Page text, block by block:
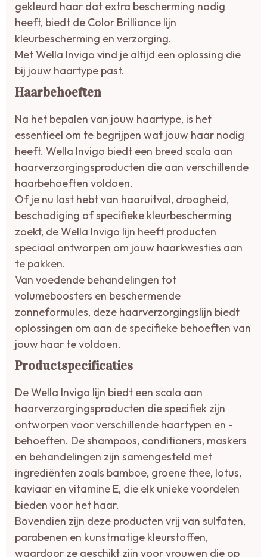
gekleurd haar dat extra bescherming nodig
heeft, biedt de Color Brilliance lijn
kleurbescherming en verzorging.
Met Wella Invigo vind je altijd een oplossing die
bij jouw haartype past.
Haarbehoeften
Na het bepalen van jouw haartype, is het
essentieel om te begrijpen wat jouw haar nodig
heeft. Wella Invigo biedt een breed scala aan
haarverzorgingsproducten die aan verschillende
haarbehoeften voldoen.
Of je nu last hebt van haaruitval, droogheid,
beschadiging of specifieke kleurbescherming
zoekt, de Wella Invigo lijn heeft producten
speciaal ontworpen om jouw haarkwesties aan
te pakken.
Van voedende behandelingen tot
volumeboosters en beschermende
zonneformules, deze haarverzorgingslijn biedt
oplossingen om aan de specifieke behoeften van
jouw haar te voldoen.
Productspecificaties
De Wella Invigo lijn biedt een scala aan
haarverzorgingsproducten die specifiek zijn
ontworpen voor verschillende haartypen en -
behoeften. De shampoos, conditioners, maskers
en behandelingen zijn samengesteld met
ingrediënten zoals bamboe, groene thee, lotus,
kaviaar en vitamine E, die elk unieke voordelen
bieden voor het haar.
Bovendien zijn deze producten vrij van sulfaten,
parabenen en kunstmatige kleurstoffen,
waardoor ze geschikt zijn voor vrouwen die op